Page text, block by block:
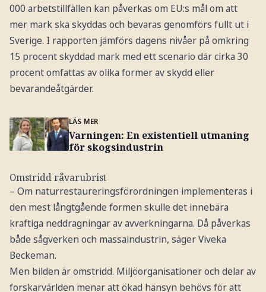
000 arbetstillfällen kan påverkas om EU:s mål om att
mer mark ska skyddas och bevaras genomförs fullt ut i
Sverige. I rapporten jämförs dagens nivåer på omkring
15 procent skyddad mark med ett scenario där cirka 30
procent omfattas av olika former av skydd eller
bevarandeåtgärder.
LÄS MER
Varningen: En existentiell utmaning
för skogsindustrin
Omstridd råvarubrist
– Om naturrestaureringsförordningen implementeras i
den mest långtgående formen skulle det innebära
kraftiga neddragningar av avverkningarna. Då påverkas
både sågverken och massaindustrin, säger Viveka
Beckeman.
Men bilden är omstridd. Miljöorganisationer och delar av
forskarvärlden menar att ökad hänsyn behövs för att